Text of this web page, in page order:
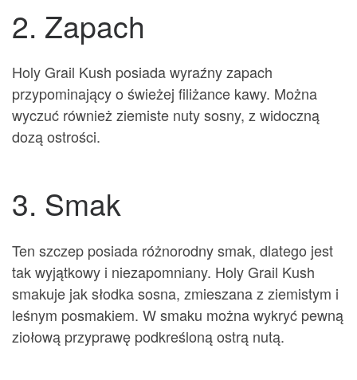
2. Zapach
Holy Grail Kush posiada wyraźny zapach
przypominający o świeżej filiżance kawy. Można
wyczuć również ziemiste nuty sosny, z widoczną
dozą ostrości.
3. Smak
Ten szczep posiada różnorodny smak, dlatego jest
tak wyjątkowy i niezapomniany. Holy Grail Kush
smakuje jak słodka sosna, zmieszana z ziemistym i
leśnym posmakiem. W smaku można wykryć pewną
ziołową przyprawę podkreśloną ostrą nutą.